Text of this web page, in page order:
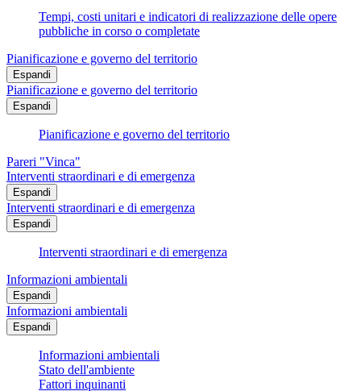
Tempi, costi unitari e indicatori di realizzazione delle opere
pubbliche in corso o completate
Pianificazione e governo del territorio
Espandi
Pianificazione e governo del territorio
Espandi
Pianificazione e governo del territorio
Pareri "Vinca"
Interventi straordinari e di emergenza
Espandi
Interventi straordinari e di emergenza
Espandi
Interventi straordinari e di emergenza
Informazioni ambientali
Espandi
Informazioni ambientali
Espandi
Informazioni ambientali
Stato dell'ambiente
Fattori inquinanti